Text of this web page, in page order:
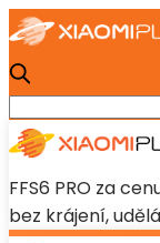
FFS6 PRO za
bez krájení,